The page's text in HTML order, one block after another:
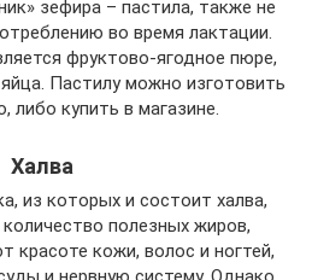
зефира – пастила, также не
во время лактации.
фруктово-ягодное пюре,
Пастилу можно изготовить
либо купить в магазине.
Халва
из которых и состоит халва,
полезных жиров,
красоте кожи, волос и ногтей,